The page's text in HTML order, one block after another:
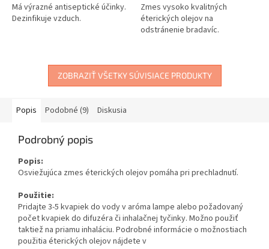
Má výrazné antiseptické účinky.
Dezinfikuje vzduch.
Zmes vysoko kvalitných
éterických olejov na
odstránenie bradavíc.
ZOBRAZIŤ VŠETKY SÚVISIACE PRODUKTY
Popis Podobné (9) Diskusia
Podrobný popis
Popis:
Osviežujúca zmes éterických olejov pomáha pri prechladnutí.
Použitie:
Pridajte 3-5 kvapiek do vody v aróma lampe alebo požadovaný
počet kvapiek do difuzéra či inhalačnej tyčinky. Možno použiť
taktiež na priamu inhaláciu. Podrobné informácie o možnostiach
použitia éterických olejov nájdete v